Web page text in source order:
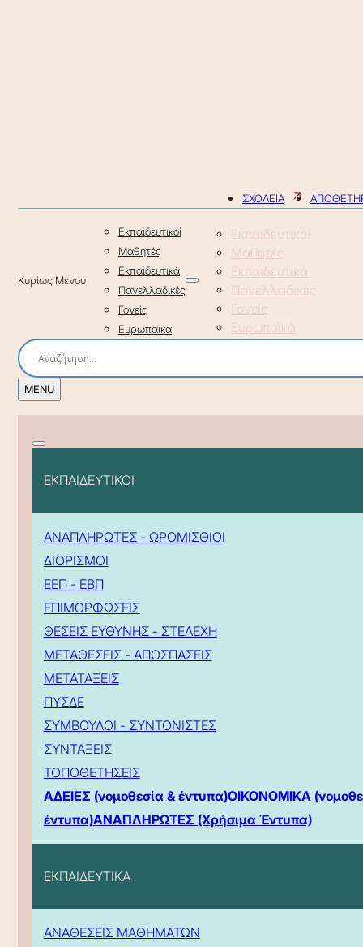
ΣΧΟΛΕΙΑ
Εκπαιδευτικοί
Μαθητές
Εκπαιδευτικά
Πανελλαδικές
Γονείς
Ευρωπαϊκά
Εκπαιδευτικοί
Μαθητές
Εκπαιδευτικά
Πανελλαδικές
Γονείς
Ευρωπαϊκά
ΕΚΠΑΙΔΕΥΤΙΚΟΙ
ΑΝΑΠΛΗΡΩΤΕΣ - ΩΡΟΜΙΣΘΙΟΙ
ΔΙΟΡΙΣΜΟΙ
ΕΕΠ - ΕΒΠ
ΕΠΙΜΟΡΦΩΣΕΙΣ
ΘΕΣΕΙΣ ΕΥΘΥΝΗΣ - ΣΤΕΛΕΧΗ
ΜΕΤΑΘΕΣΕΙΣ - ΑΠΟΣΠΑΣΕΙΣ
ΜΕΤΑΤΑΞΕΙΣ
ΠΥΣΔΕ
ΣΥΜΒΟΥΛΟΙ - ΣΥΝΤΟΝΙΣΤΕΣ
ΣΥΝΤΑΞΕΙΣ
ΤΟΠΟΘΕΤΗΣΕΙΣ
ΑΔΕΙΕΣ (νομοθεσία & έντυπα)ΟΙΚΟΝΟΜΙΚΑ
έντυπα)ΑΝΑΠΛΗΡΩΤΕΣ (Χρήσιμα Έντυπα)
ΕΚΠΑΙΔΕΥΤΙΚΑ
ΑΝΑΘΕΣΕΙΣ ΜΑΘΗΜΑΤΩΝ